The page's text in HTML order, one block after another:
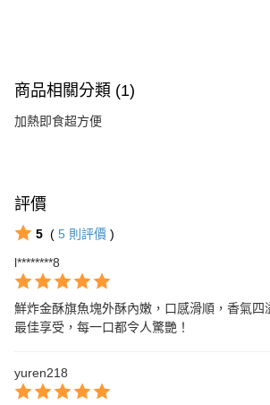
商品相關分類 (1)
加熱即食超方便
評價
5 ( 5 則評價 )
l********8
鮮炸金酥旗魚塊外酥內嫩，口感滑順，香氣四
最佳享受，每一口都令人驚艷！
yuren218